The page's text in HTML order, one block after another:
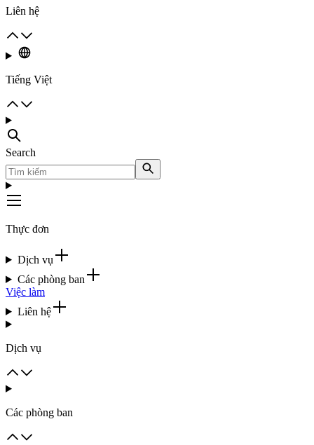
Liên hệ
Tiếng Việt
Search
Thực đơn
Dịch vụ
Các phòng ban
Việc làm
Liên hệ
Dịch vụ
Các phòng ban